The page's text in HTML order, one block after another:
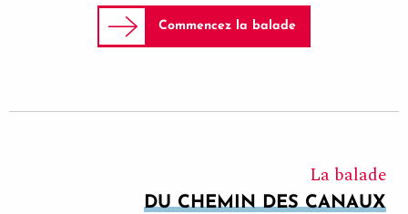
Commencez la balade
La balade
DU CHEMIN DES CANAUX